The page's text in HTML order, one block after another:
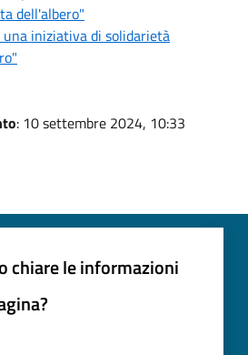
dell'albero"
iniziativa di solidarietà
: 10 settembre 2024, 10:33
chiare le informazioni